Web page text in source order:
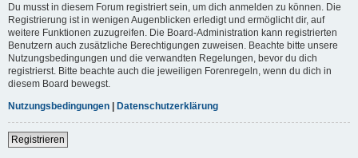
Du musst in diesem Forum registriert sein, um dich anmelden zu können. Die
Registrierung ist in wenigen Augenblicken erledigt und ermöglicht dir, auf
weitere Funktionen zuzugreifen. Die Board-Administration kann registrierten
Benutzern auch zusätzliche Berechtigungen zuweisen. Beachte bitte unsere
Nutzungsbedingungen und die verwandten Regelungen, bevor du dich
registrierst. Bitte beachte auch die jeweiligen Forenregeln, wenn du dich in
diesem Board bewegst.
Nutzungsbedingungen | Datenschutzerklärung
Registrieren